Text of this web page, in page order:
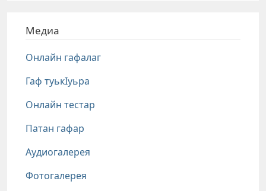
Медиа
Онлайн гафалаг
Гаф туькIуьра
Онлайн тестар
Патан гафар
Аудиогалерея
Фотогалерея